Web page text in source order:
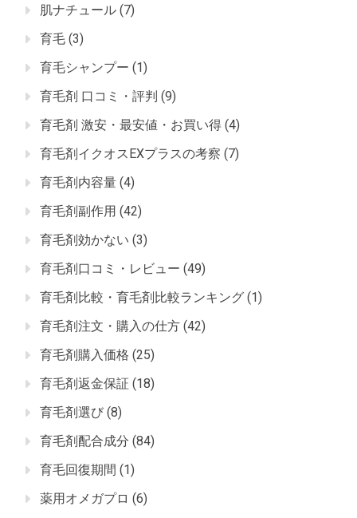
肌ナチュール (7)
育毛 (3)
育毛シャンプー (1)
育毛剤 口コミ・評判 (9)
育毛剤 激安・最安値・お買い得 (4)
育毛剤イクオスEXプラスの考察 (7)
育毛剤内容量 (4)
育毛剤副作用 (42)
育毛剤効かない (3)
育毛剤口コミ・レビュー (49)
育毛剤比較・育毛剤比較ランキング (1)
育毛剤注文・購入の仕方 (42)
育毛剤購入価格 (25)
育毛剤返金保証 (18)
育毛剤選び (8)
育毛剤配合成分 (84)
育毛回復期間 (1)
薬用オメガプロ (6)